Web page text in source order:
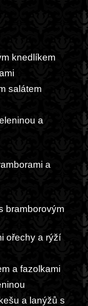
knedlíkem
salátem
a
a
bramborovým
ořechy a rýží
a fazolkami
a lanýžů s